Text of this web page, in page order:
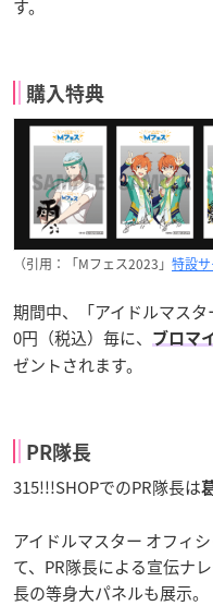
す。
購入特典
（引用：「Mフェス2023」 特設サ
期間中、「アイドルマス
0円（税込）毎に、
ブロマ
ゼントされます。
PR隊長
315!!!SHOPでのPR隊長は
アイドルマスター オフィ
て、PR隊長による宣伝ナ
長の等身大パネルも展示。